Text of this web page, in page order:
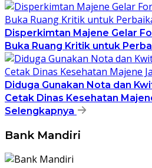
Disperkimtan Majene Gelar
Buka Ruang Kritik untuk
Diduga Gunakan Nota dan
Cetak Dinas Kesehatan
Selengkapnya
Bank Mandiri